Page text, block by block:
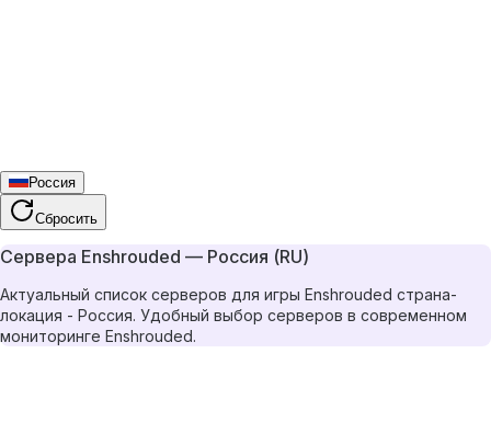
Россия
Сбросить
Сервера Enshrouded — Россия (RU)
Актуальный список серверов для игры Enshrouded страна-
локация - Россия. Удобный выбор серверов в современном
мониторинге Enshrouded.